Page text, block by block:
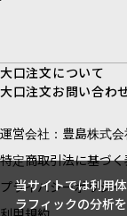
大口注文について
大口注文お問い合わ
運営会社：豊島株式会
特定商取引法に基づ
プライバシーポリシー
当サイトでは利用
ラフィックの分析